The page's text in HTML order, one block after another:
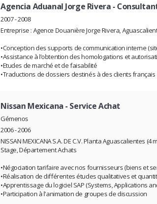
Agencia Aduanal Jorge Rivera -
2007 - 2008
Entreprise : Agence Douanière Jorge Rivera,
•Conception des supports de communication interne
•Assistance à l’obtention des homologations et
•Etudes de marché et de faisabilité
•Traductions de dossiers destinés à des clients français
Nissan Mexicana - Service Achat
Gémenos
2006 - 2006
NISSAN MEXICANA S.A. DE C.V. Planta Aguascalientes (4
Stage, Département Achats
•Négociation tarifaire avec nos fournisseurs (biens et
•Réalisation de différentes études qualitatives et
•Apprentissage du logiciel SAP (Systems, Applications
•Participation à l'animation de groupes de discussion